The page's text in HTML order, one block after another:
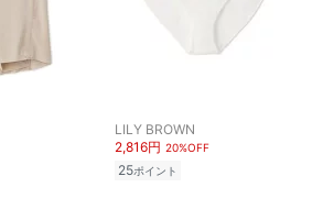
LILY BROWN
2,816円 20%OFF
25ポイント